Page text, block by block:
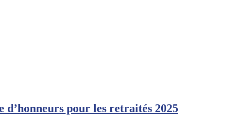
pour les retraités 2025